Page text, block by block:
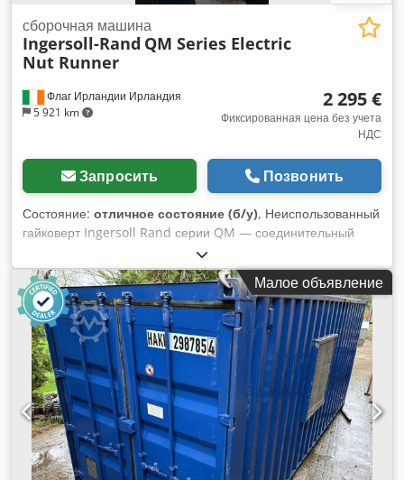
Флаг Ирландии Ирландия
5 921 km
сборочная машина
Ingersoll-Rand QM Series Electric
Nut Runner
2 295 €
Фиксированная цена без учета
НДС
Запросить Позвонить
Состояние: отличное состояние (б/у), Неиспользованный
гайковерт Ingersoll Rand серии QM — соединительный
кабель и контроллер Cjdpfx Aewric Eeftjha
Малое объявление